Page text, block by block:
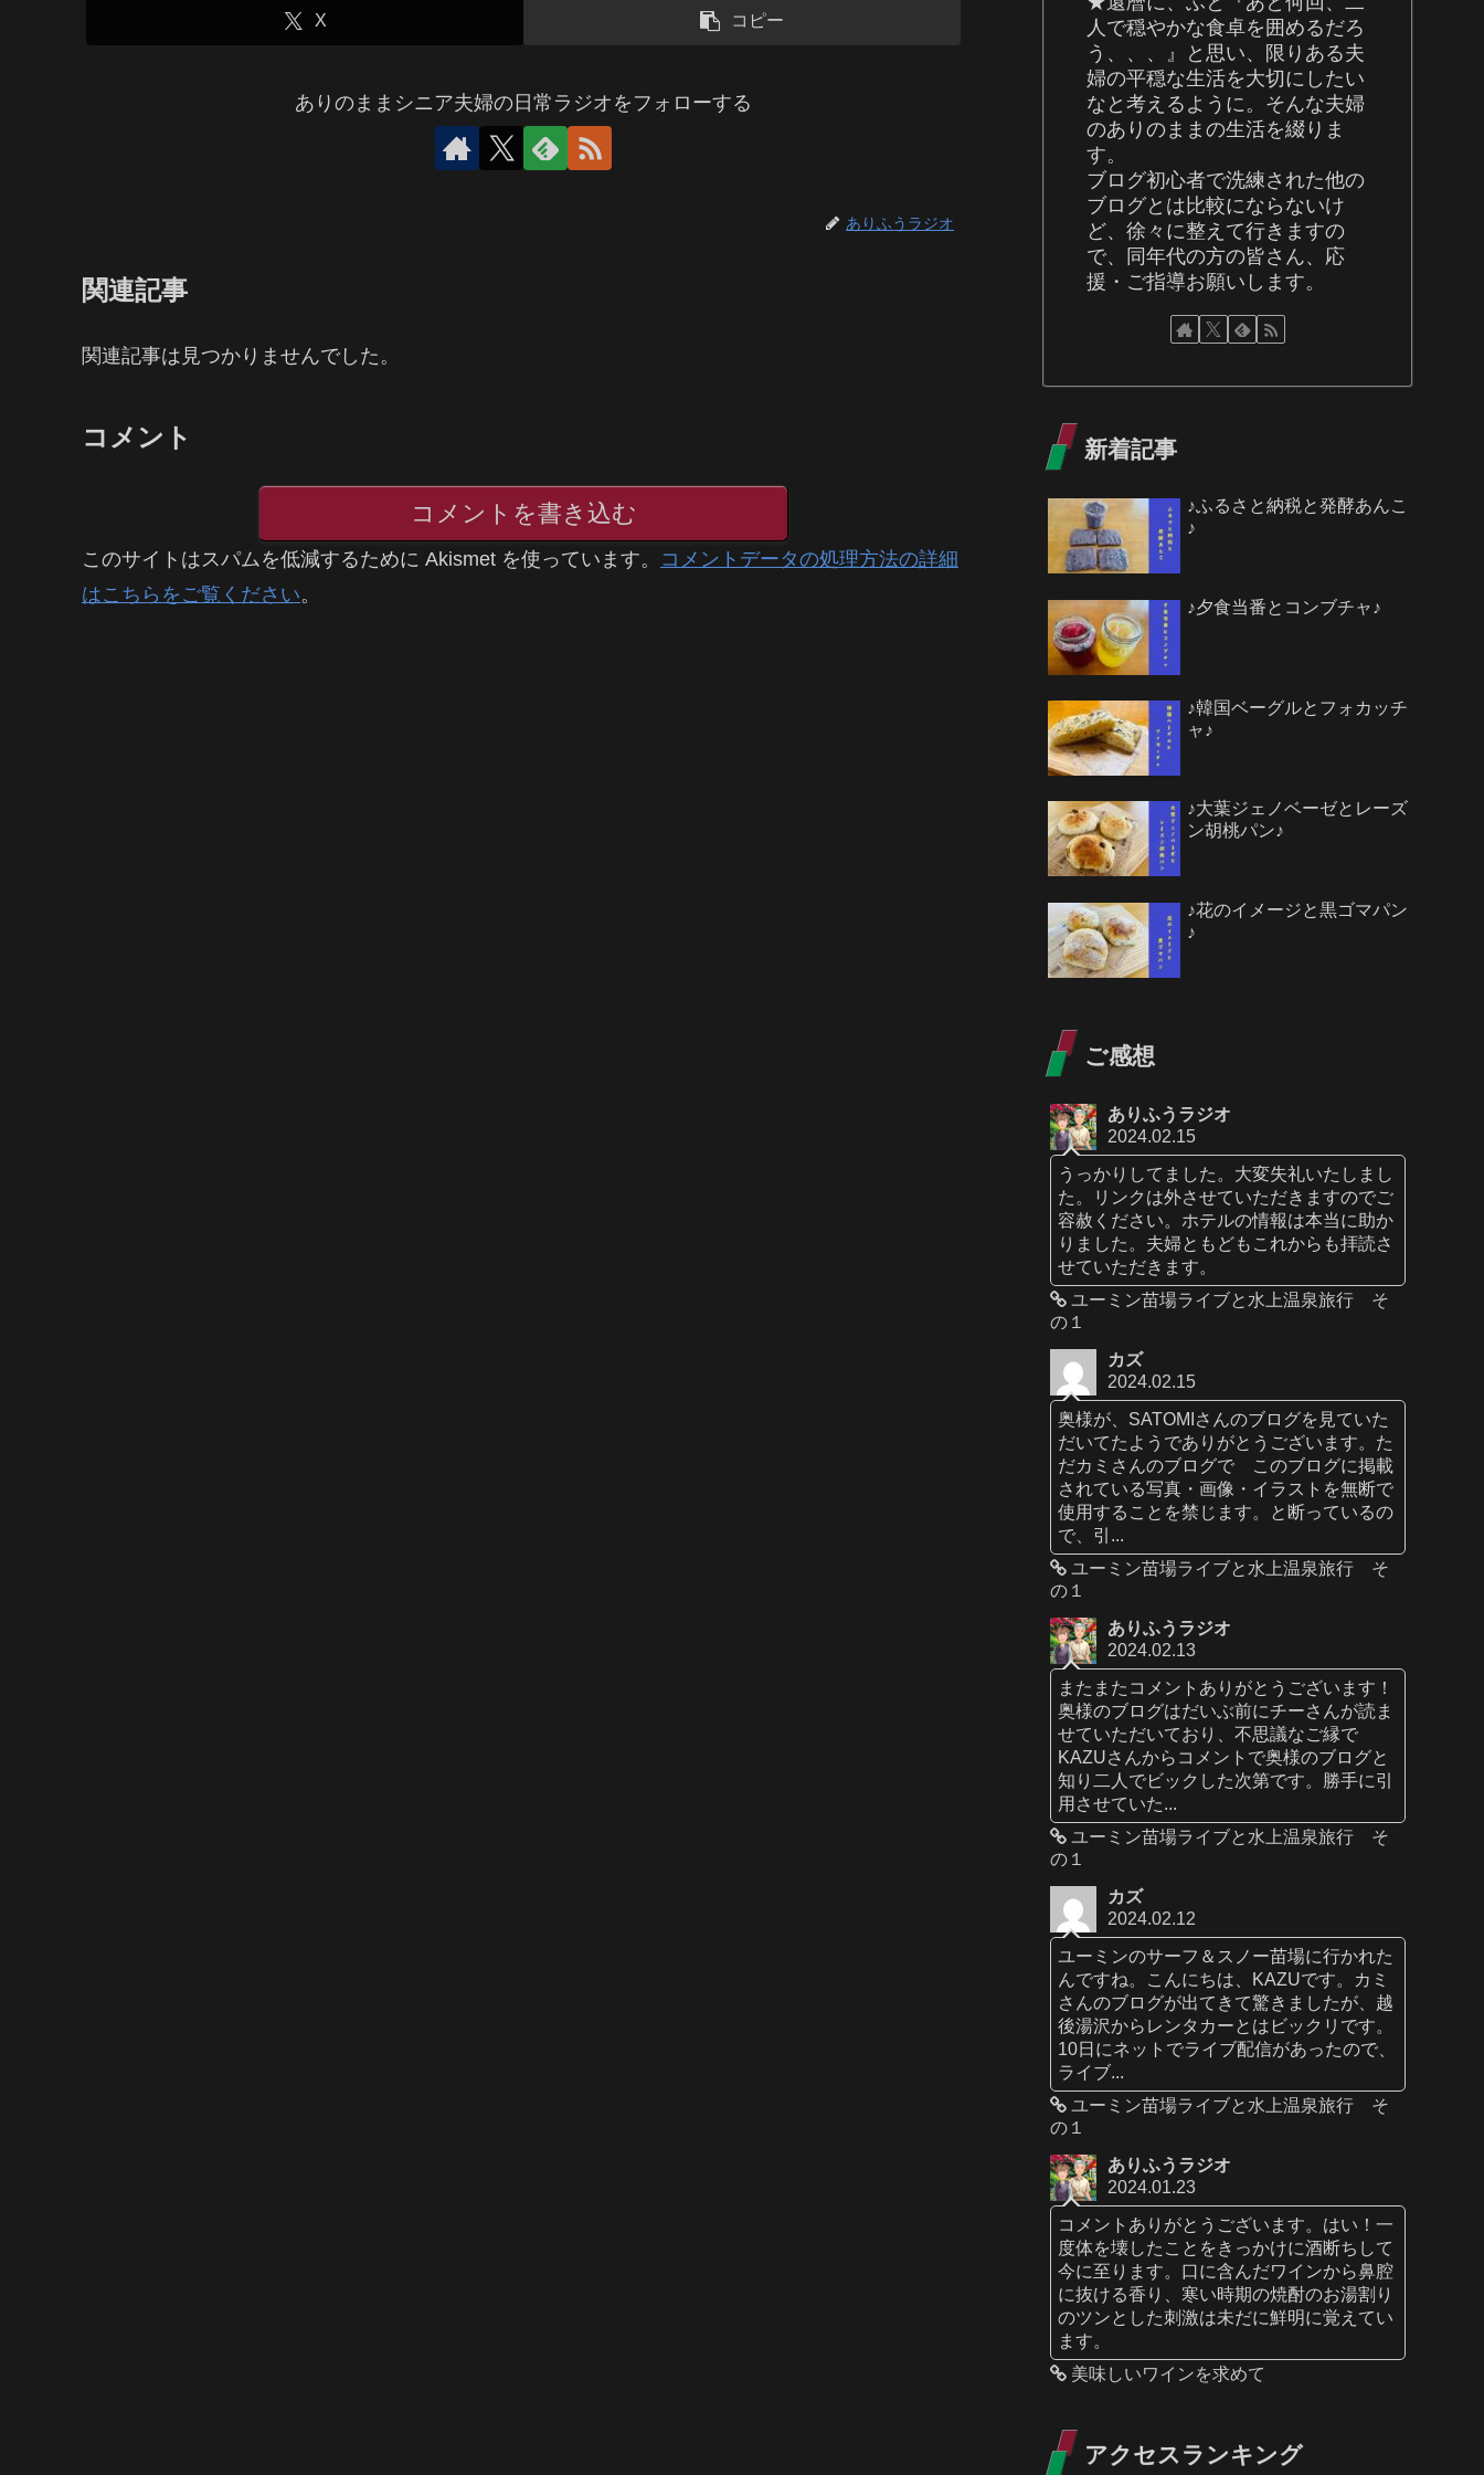
X コピー
ありのままシニア夫婦の日常ラジオをフォローする
ありふうラジオ
関連記事
関連記事は見つかりませんでした。
コメント
コメントを書き込む
このサイトはスパムを低減するために Akismet を使っています。 コメントデータの処理方法の詳細
はこちらをご覧ください。
人で穏やかな食卓を囲めるだろ
う、、、』と思い、限りある夫
婦の平穏な生活を大切にしたい
なと考えるように。そんな夫婦
のありのままの生活を綴りま
す。
ブログ初心者で洗練された他の
ブログとは比較にならないけ
ど、徐々に整えて行きますの
で、同年代の方の皆さん、応
援・ご指導お願いします。
新着記事
♪ふるさと納税と発酵あんこ
♪
♪夕食当番とコンブチャ♪
♪韓国ベーグルとフォカッチ
ャ♪
♪大葉ジェノベーゼとレーズ
ン胡桃パン♪
♪花のイメージと黒ゴマパン
♪
ご感想
ありふうラジオ
2024.02.15
うっかりしてました。大変失礼いたしまし
た。リンクは外させていただきますのでご
容赦ください。ホテルの情報は本当に助か
りました。夫婦ともどもこれからも拝読さ
せていただきます。
ユーミン苗場ライブと水上温泉旅行 そ
の１
カズ
2024.02.15
奥様が、SATOMIさんのブログを見ていた
だいてたようでありがとうございます。た
だカミさんのブログで このブログに掲載
されている写真・画像・イラストを無断で
使用することを禁じます。と断っているの
で、引...
ユーミン苗場ライブと水上温泉旅行 そ
の１
ありふうラジオ
2024.02.13
またまたコメントありがとうございます！
奥様のブログはだいぶ前にチーさんが読ま
せていただいており、不思議なご縁で
KAZUさんからコメントで奥様のブログと
知り二人でビックした次第です。勝手に引
用させていた...
ユーミン苗場ライブと水上温泉旅行 そ
の１
カズ
2024.02.12
ユーミンのサーフ＆スノー苗場に行かれた
んですね。こんにちは、KAZUです。カミ
さんのブログが出てきて驚きましたが、越
後湯沢からレンタカーとはビックリです。
10日にネットでライブ配信があったので、
ライブ...
ユーミン苗場ライブと水上温泉旅行 そ
の１
ありふうラジオ
2024.01.23
コメントありがとうございます。はい！一
度体を壊したことをきっかけに酒断ちして
今に至ります。口に含んだワインから鼻腔
に抜ける香り、寒い時期の焼酎のお湯割り
のツンとした刺激は未だに鮮明に覚えてい
ます。
美味しいワインを求めて
アクセスランキング